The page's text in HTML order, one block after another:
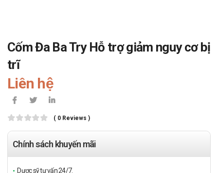
Cốm Đa Ba Try Hỗ trợ giảm nguy cơ bị
trĩ
Liên hệ
( 0 Reviews )
Chính sách khuyến mãi
Dược sỹ tư vấn 24/7.